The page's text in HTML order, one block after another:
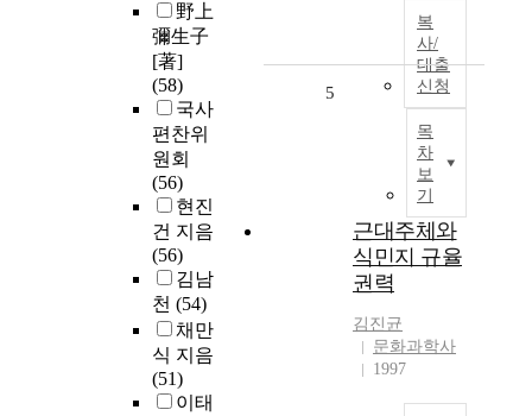
野上
彌生子
[著]
(58)
국사
편찬위
원회
(56)
현진
건 지음
(56)
김남
천 (54)
채만
식 지음
(51)
이태
복
사/
대출
신청
목
차
보
기
5
근대주체와
식민지 규율
권력
김진균
문화과학사
1997